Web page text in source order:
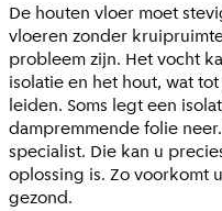
De houten vloer moet
vloeren zonder
probleem zijn. Het vocht
isolatie en het hout, wat
leiden. Soms legt een
dampremmende folie
specialist. Die kan u
oplossing is. Zo voorkomt
gezond.